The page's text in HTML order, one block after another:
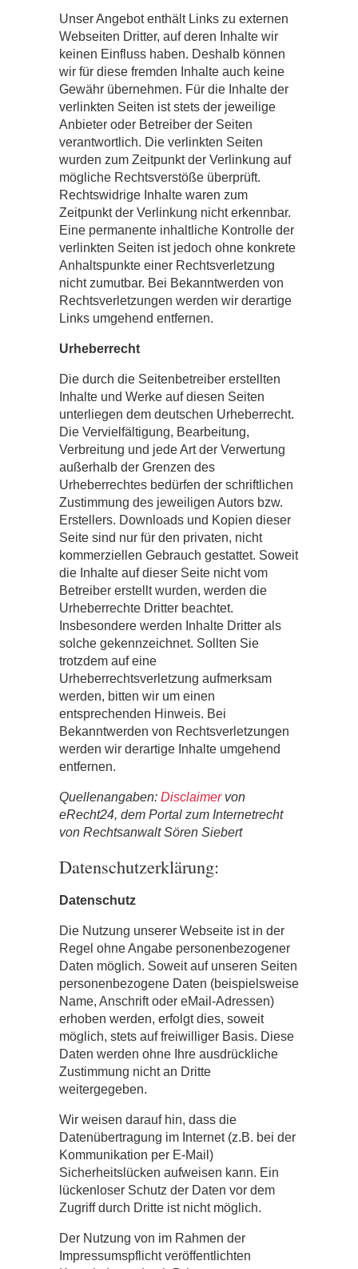
Unser Angebot enthält Links zu externen
Webseiten Dritter, auf deren Inhalte wir
keinen Einfluss haben. Deshalb können
wir für diese fremden Inhalte auch keine
Gewähr übernehmen. Für die Inhalte der
verlinkten Seiten ist stets der jeweilige
Anbieter oder Betreiber der Seiten
verantwortlich. Die verlinkten Seiten
wurden zum Zeitpunkt der Verlinkung auf
mögliche Rechtsverstöße überprüft.
Rechtswidrige Inhalte waren zum
Zeitpunkt der Verlinkung nicht erkennbar.
Eine permanente inhaltliche Kontrolle der
verlinkten Seiten ist jedoch ohne konkrete
Anhaltspunkte einer Rechtsverletzung
nicht zumutbar. Bei Bekanntwerden von
Rechtsverletzungen werden wir derartige
Links umgehend entfernen.
Urheberrecht
Die durch die Seitenbetreiber erstellten
Inhalte und Werke auf diesen Seiten
unterliegen dem deutschen Urheberrecht.
Die Vervielfältigung, Bearbeitung,
Verbreitung und jede Art der Verwertung
außerhalb der Grenzen des
Urheberrechtes bedürfen der schriftlichen
Zustimmung des jeweiligen Autors bzw.
Erstellers. Downloads und Kopien dieser
Seite sind nur für den privaten, nicht
kommerziellen Gebrauch gestattet. Soweit
die Inhalte auf dieser Seite nicht vom
Betreiber erstellt wurden, werden die
Urheberrechte Dritter beachtet.
Insbesondere werden Inhalte Dritter als
solche gekennzeichnet. Sollten Sie
trotzdem auf eine
Urheberrechtsverletzung aufmerksam
werden, bitten wir um einen
entsprechenden Hinweis. Bei
Bekanntwerden von Rechtsverletzungen
werden wir derartige Inhalte umgehend
entfernen.
Quellenangaben: Disclaimervon
eRecht24, dem Portal zum Internetrecht
von Rechtsanwalt Sören Siebert
Datenschutzerklärung:
Datenschutz
Die Nutzung unserer Webseite ist in der
Regel ohne Angabe personenbezogener
Daten möglich. Soweit auf unseren Seiten
personenbezogene Daten (beispielsweise
Name, Anschrift oder eMail-Adressen)
erhoben werden, erfolgt dies, soweit
möglich, stets auf freiwilliger Basis. Diese
Daten werden ohne Ihre ausdrückliche
Zustimmung nicht an Dritte
weitergegeben.
Wir weisen darauf hin, dass die
Datenübertragung im Internet (z.B. bei der
Kommunikation per E-Mail)
Sicherheitslücken aufweisen kann. Ein
lückenloser Schutz der Daten vor dem
Zugriff durch Dritte ist nicht möglich.
Der Nutzung von im Rahmen der
Impressumspflicht veröffentlichten